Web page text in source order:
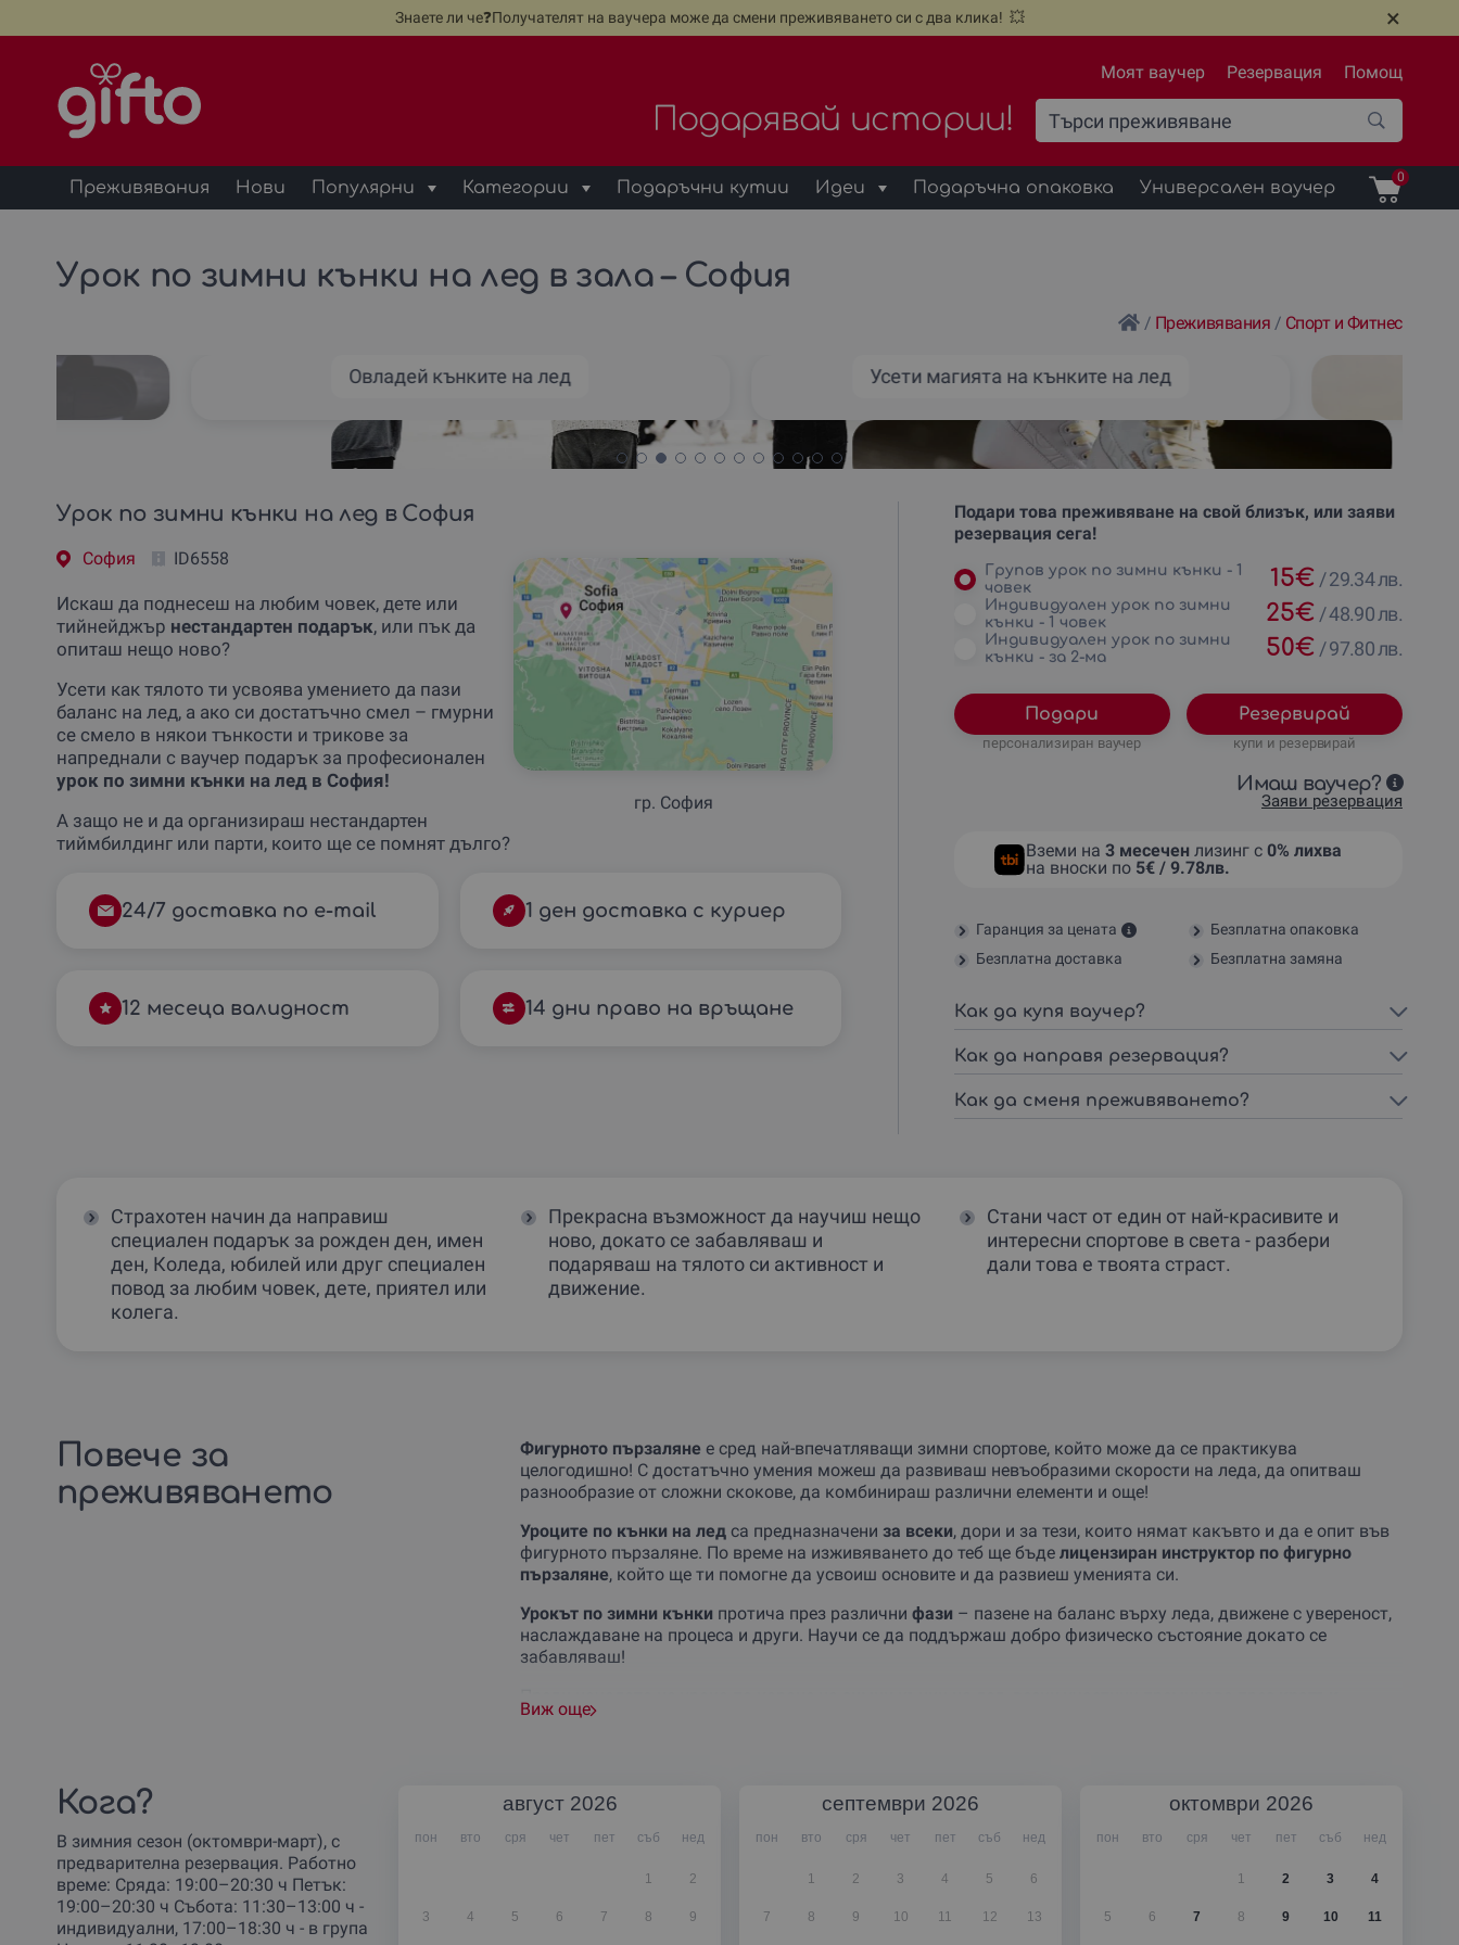
Знаете ли че❓Получателят на ваучера може да смени преживяването си с два клика! 💥 ×
Моят ваучер Резервация Помощ
Подарявай истории!
Преживявания Нови Популярни Категории Подаръчни кутии Идеи Подаръчна опаковка Универсален ваучер
0
Урок по зимни кънки на лед в зала – София
/ Преживявания / Спорт и Фитнес
Овладей кънките на лед Усети магията на кънките на лед
Урок по зимни кънки на лед в София
София ID6558
гр. София
Искаш да поднесеш на любим човек, дете или
тийнейджър нестандартен подарък, или пък да
опиташ нещо ново?
Усети как тялото ти усвоява умението да пази
баланс на лед, а ако си достатъчно смел – гмурни
се смело в някои тънкости и трикове за
напреднали с ваучер подарък за професионален
урок по зимни кънки на лед в София!
А защо не и да организираш нестандартен
тиймбилдинг или парти, които ще се помнят дълго?
24/7 доставка по e-mail 1 ден доставка с куриер
12 месеца валидност 14 дни право на връщане
Подари това преживяване на свой близък, или заяви
резервация сега!
Групов урок по зимни кънки - 1
човек
15€ /29.34 лв.
Индивидуален урок по зимни
кънки - 1 човек
25€ /48.90 лв.
Индивидуален урок по зимни
кънки - за 2-ма
50€ /97.80 лв.
Подари
персонализиран ваучер
Резервирай
купи и резервирай
Имаш ваучер?
Заяви резервация
Вземи на3 месечен лизинг с0% лихва
на вноски по 5€ / 9.78лв.
Гаранция за цената
Безплатна опаковка
Безплатна доставка
Безплатна замяна
Как да купя ваучер?
Как да направя резервация?
Как да сменя преживяването?
Страхотен начин да направиш
специален подарък за рожден ден, имен
ден, Коледа, юбилей или друг специален
повод за любим човек, дете, приятел или
колега.
Прекрасна възможност да научиш нещо
ново, докато се забавляваш и
подаряваш на тялото си активност и
движение.
Стани част от един от най-красивите и
интересни спортове в света - разбери
дали това е твоята страст.
Повече за
преживяването
Фигурното пързаляне е сред най-впечатляващи зимни спортове, който може да се практикува
целогодишно! С достатъчно умения можеш да развиваш невъобразими скорости на леда, да опитваш
разнообразие от сложни скокове, да комбинираш различни елементи и още!
Уроците по кънки на ледса предназначени за всеки, дори и за тези, които нямат какъвто и да е опит във
фигурното пързаляне. По време на изживяването до теб ще бъде лицензиран инструктор по фигурно
пързаляне, който ще ти помогне да усвоиш основите и да развиеш уменията си.
Урокът по зимни кънки протича през различни фази – пазене на баланс върху леда, движене с увереност,
наслаждаване на процеса и други. Научи се да поддържаш добро физическо състояние докато се
забавляваш!
инструктаж
Виж още
Кога?
В зимния сезон (октомври-март), с
предварителна резервация. Работно
време: Сряда: 19:00–20:30 ч Петък:
19:00–20:30 ч Събота: 11:30–13:00 ч -
индивидуални, 17:00–18:30 ч - в група
август 2026
пон вто сря чет пет съб нед
1 2
3 4 5 6 7 8 9
септември 2026
пон вто сря чет пет съб нед
1 2 3 4 5 6
7 8 9 10 11 12 13
октомври 2026
пон вто сря чет пет съб нед
1 2 3 4
5 6 7 8 9 10 11